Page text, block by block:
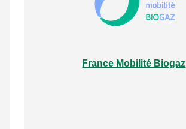
France Mobilité Biogaz